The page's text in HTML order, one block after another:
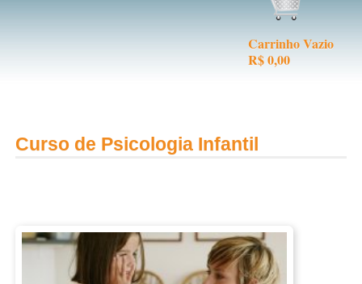
Carrinho Vazio
R$ 0,00
Curso de Psicologia Infantil